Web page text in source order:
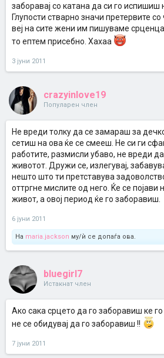
заборавај со катана да си го испишиш
Глупости стварно значи претервите со
веј на сите жени им пишуваме срценца
то ептем присебно. Хахаа
3 јуни 2011
crazyinlove19
Популарен член
Не вреди толку да се замараш за
сетиш на ова ќе се смееш. Не си ги
работите, размисли убаво, не вреди
животот. Дружи се, излегувај,
нешто што ти претставува
оттргне мислите од него. Ќе се појави
живот, а овој период ќе го заборавиш.
6 јуни 2011
На maria.jackson му/ѝ се допаѓа ова.
bluegirl7
Истакнат член
Ако сака срцето да го заборавиш ке
не се обидувај да го заборавиш !!
7 јуни 2011